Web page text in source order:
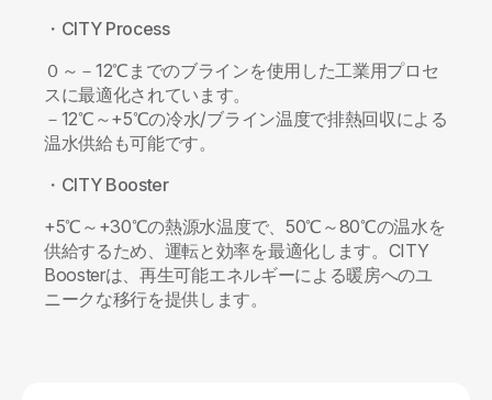
・CITY Process
０～－12℃までのブラインを使用した工業用プロセ
スに最適化されています。
－12℃～+5℃の冷水/ブライン温度で排熱回収による
温水供給も可能です。
・CITY Booster
+5℃～+30℃の熱源水温度で、50℃～80℃の温水を
供給するため、運転と効率を最適化します。CITY
Boosterは、再生可能エネルギーによる暖房へのユ
ニークな移行を提供します。